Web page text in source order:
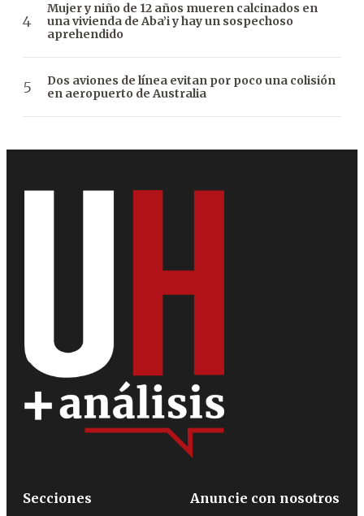
Mujer y niño de 12 años mueren calcinados en
una vivienda de Aba’i y hay un sospechoso
aprehendido
Dos aviones de línea evitan por poco una colisión
en aeropuerto de Australia
Secciones
Anuncie con nosotros